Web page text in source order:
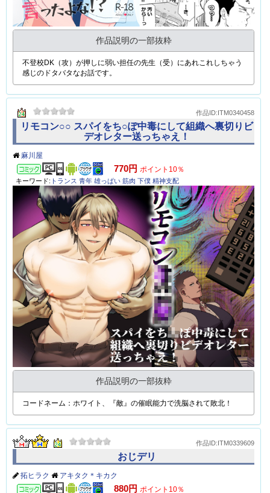
作品説明の一部抜粋
不登校DK（攻）が押しに弱い担任の先生（受）にあれこれしちゃう
感じのドタバタなお話です。
作品ID:ITM0340458
リモコン○○ スパイをち○ぽ中毒にして組織へ裏切りビ
デオレター送っちゃえ！
麻川屋
コミック 770円 ポイント10％
キーワード: トランス 青年 雄っぱい 筋肉 下僕 精神支配
作品説明の一部抜粋
コードネーム：ホワイト、『敵』の催眠能力で洗脳されて敗北！
作品ID:ITM0339609
おじデリ
拓ヒラク アキタク＊キカク
コミック 880円 ポイント10％